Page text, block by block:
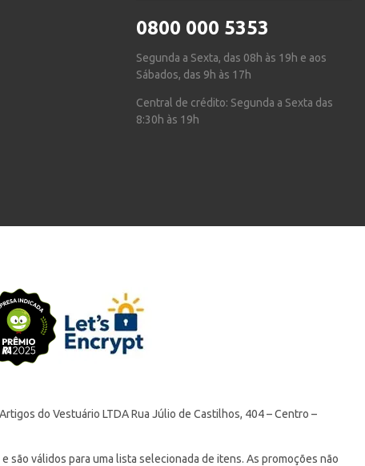
0800 000 5353
Segunda a Sexta, das 08h às 19h e aos
Sábados, das 9h às 17h
Central de crédito: Segunda a Sexta das
8:30h às 19h
do Vestuário LTDA Rua Júlio de Castilhos, 404 – Centro –
são válidos para uma lista selecionada de itens. As promoções não